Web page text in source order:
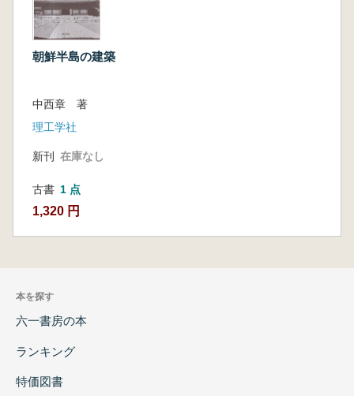
朝鮮半島の建築
中西章 著
理工学社
新刊 在庫なし
古書 1 点
1,320 円
本を探す
六一書房の本
ランキング
特価図書